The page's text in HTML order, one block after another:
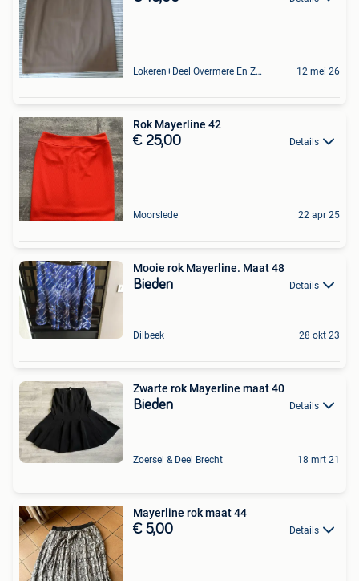
Lokeren+Deel Overmere En Zele 12 mei 26
Rok Mayerline 42
€ 25,00 Details
Moorslede 22 apr 25
Mooie rok Mayerline. Maat 48
Bieden Details
Dilbeek 28 okt 23
Zwarte rok Mayerline maat 40
Bieden Details
Zoersel & Deel Brecht 18 mrt 21
Mayerline rok maat 44
€ 5,00 Details